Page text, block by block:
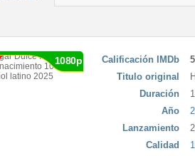
1080p Calificación IMDb
Titulo original
Duración
Año
Lanzamiento
Calidad